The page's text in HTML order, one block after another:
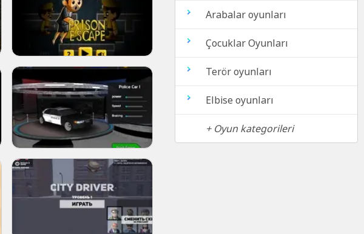
Arabalar oyunları
Çocuklar Oyunları
Terör oyunları
Elbise oyunları
+ Oyun kategorileri